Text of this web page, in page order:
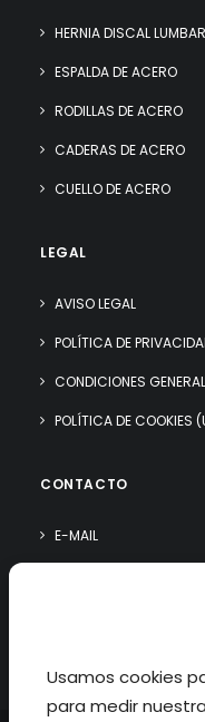
Usamos cookies
para medir
HERNIA DISCAL LUMBAR
ESPALDA DE ACERO
RODILLAS DE ACERO
CADERAS DE ACERO
CUELLO DE ACERO
LEGAL
AVISO LEGAL
POLÍTICA DE
CONDICIONES
POLÍTICA DE COOKIES
CONTACTO
E-MAIL